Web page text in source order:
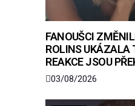
FANOUŠCI
ROLINS UKÁZALA
REAKCE JSOU
03/08/2026